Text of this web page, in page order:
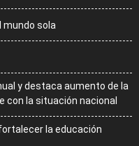
mundo sola
y destaca aumento de la
con la situación nacional
la educación